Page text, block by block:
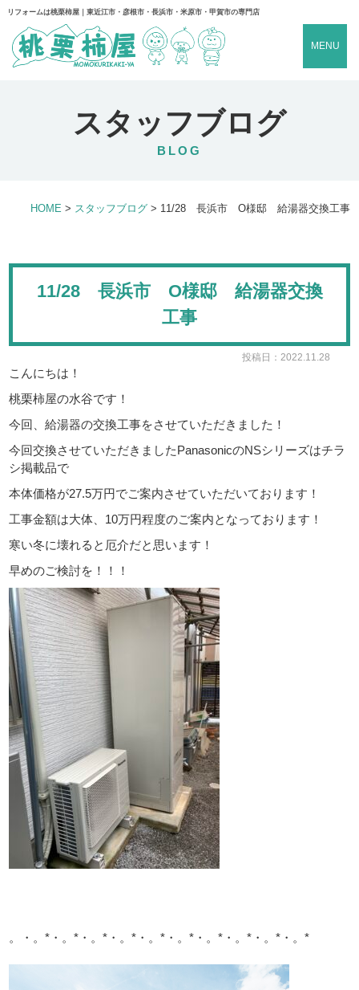
リフォームは桃栗柿屋｜東近江市・彦根市・長浜市・米原市・甲賀市の専門店
MENU
スタッフブログ
BLOG
HOME > スタッフブログ> 11/28 長浜市 O様邸 給湯器交換工事
11/28 長浜市 O様邸 給湯器交換
工事
投稿日：2022.11.28
こんにちは！
桃栗柿屋の水谷です！
今回、給湯器の交換工事をさせていただきました！
今回交換させていただきましたPanasonicのNSシリーズはチラ
シ掲載品で
本体価格が27.5万円でご案内させていただいております！
工事金額は大体、10万円程度のご案内となっております！
寒い冬に壊れると厄介だと思います！
早めのご検討を！！！
。・。*・。*・。*・。*・。*・。*・。*・。*・。*・。*